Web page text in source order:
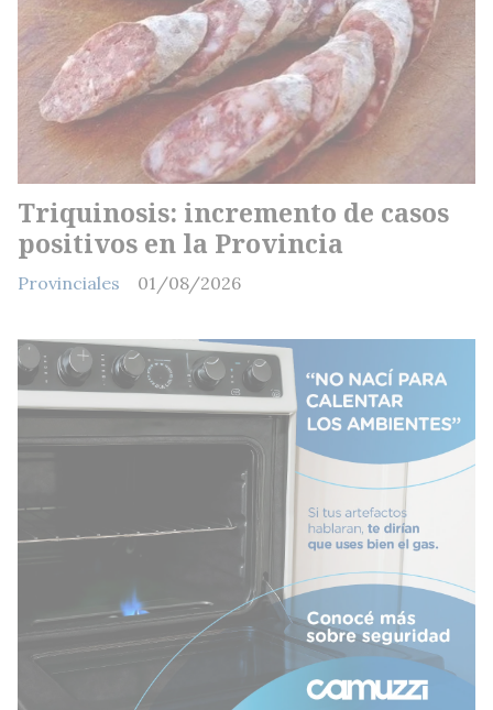
Triquinosis: incremento de casos
positivos en la Provincia
Provinciales 01/08/2026